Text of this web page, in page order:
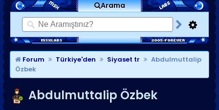
SORU-CEVAP
GÜNLÜKLER
SON MESAJLAR
KISAYOLLAR
Arama
Forum Türkiye'den Siyaset tr
Abdulmuttalip
Özbek
Abdulmuttalip Özbek